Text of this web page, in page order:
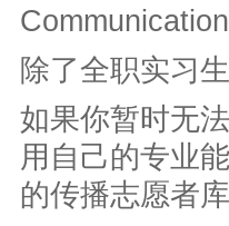
除了全职实习
如果你暂时无
用自己的专业
的传播志愿者